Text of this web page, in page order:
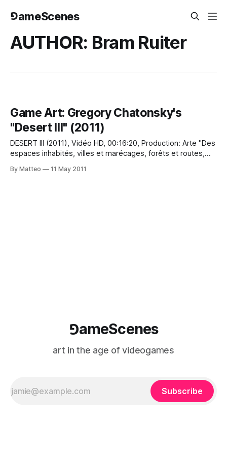
⅁ameScenes
AUTHOR: Bram Ruiter
Game Art: Gregory Chatonsky's
"Desert III" (2011)
DESERT III (2011), Vidéo HD, 00:16:20, Production: Arte "Des
espaces inhabités, villes et marécages, forêts et routes,
autres, une jeune femme qui se livre et pleure sur Youtube.
By Matteo 11 May 2011
⅁ameScenes
art in the age of videogames
Subscribe